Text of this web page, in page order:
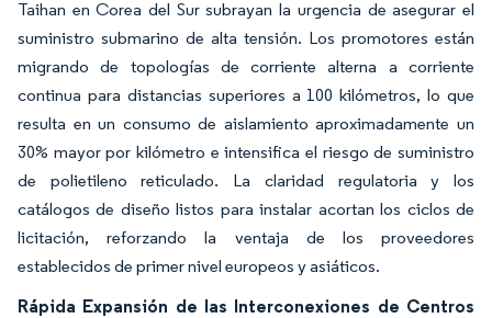
Taihan en Corea del Sur subrayan la urgencia de asegurar el
suministro submarino de alta tensión. Los promotores están
migrando de topologías de corriente alterna a corriente
continua para distancias superiores a 100 kilómetros, lo que
resulta en un consumo de aislamiento aproximadamente un
30% mayor por kilómetro e intensifica el riesgo de suministro
de polietileno reticulado. La claridad regulatoria y los
catálogos de diseño listos para instalar acortan los ciclos de
licitación, reforzando la ventaja de los proveedores
establecidos de primer nivel europeos y asiáticos.
Rápida Expansión de las Interconexiones de Centros